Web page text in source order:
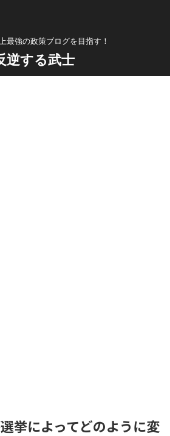
最強の政策ブログを目指す！
逆する武士
挙によってどのように変